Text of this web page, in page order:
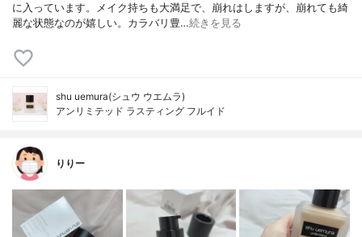
に入っています。メイク持ちも大満足で、崩れはしますが、崩れても綺
麗な状態なのが嬉しい。カラバリ豊…続きを見る
shu uemura(シュウ ウエムラ)
アンリミテッド ラスティング フルイド
りりー